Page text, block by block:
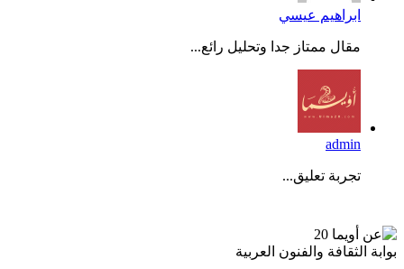
ابراهيم عيسي
مقال ممتاز جدا وتحليل رائع...
admin
تجربة تعليق...
بوابة الثقافة والفنون العربية